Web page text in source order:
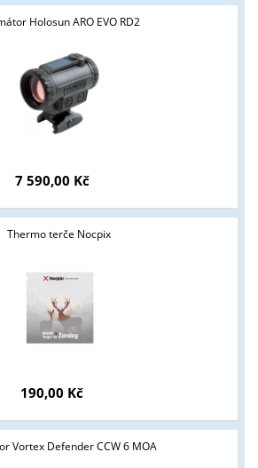
Holosun ARO EVO RD2
7 590,00 Kč
Thermo terče Nocpix
190,00 Kč
Vortex Defender CCW 6 MOA
pouze odborné veřejnosti od 18 let a
zbraně a střelivo. Splňujete tyto